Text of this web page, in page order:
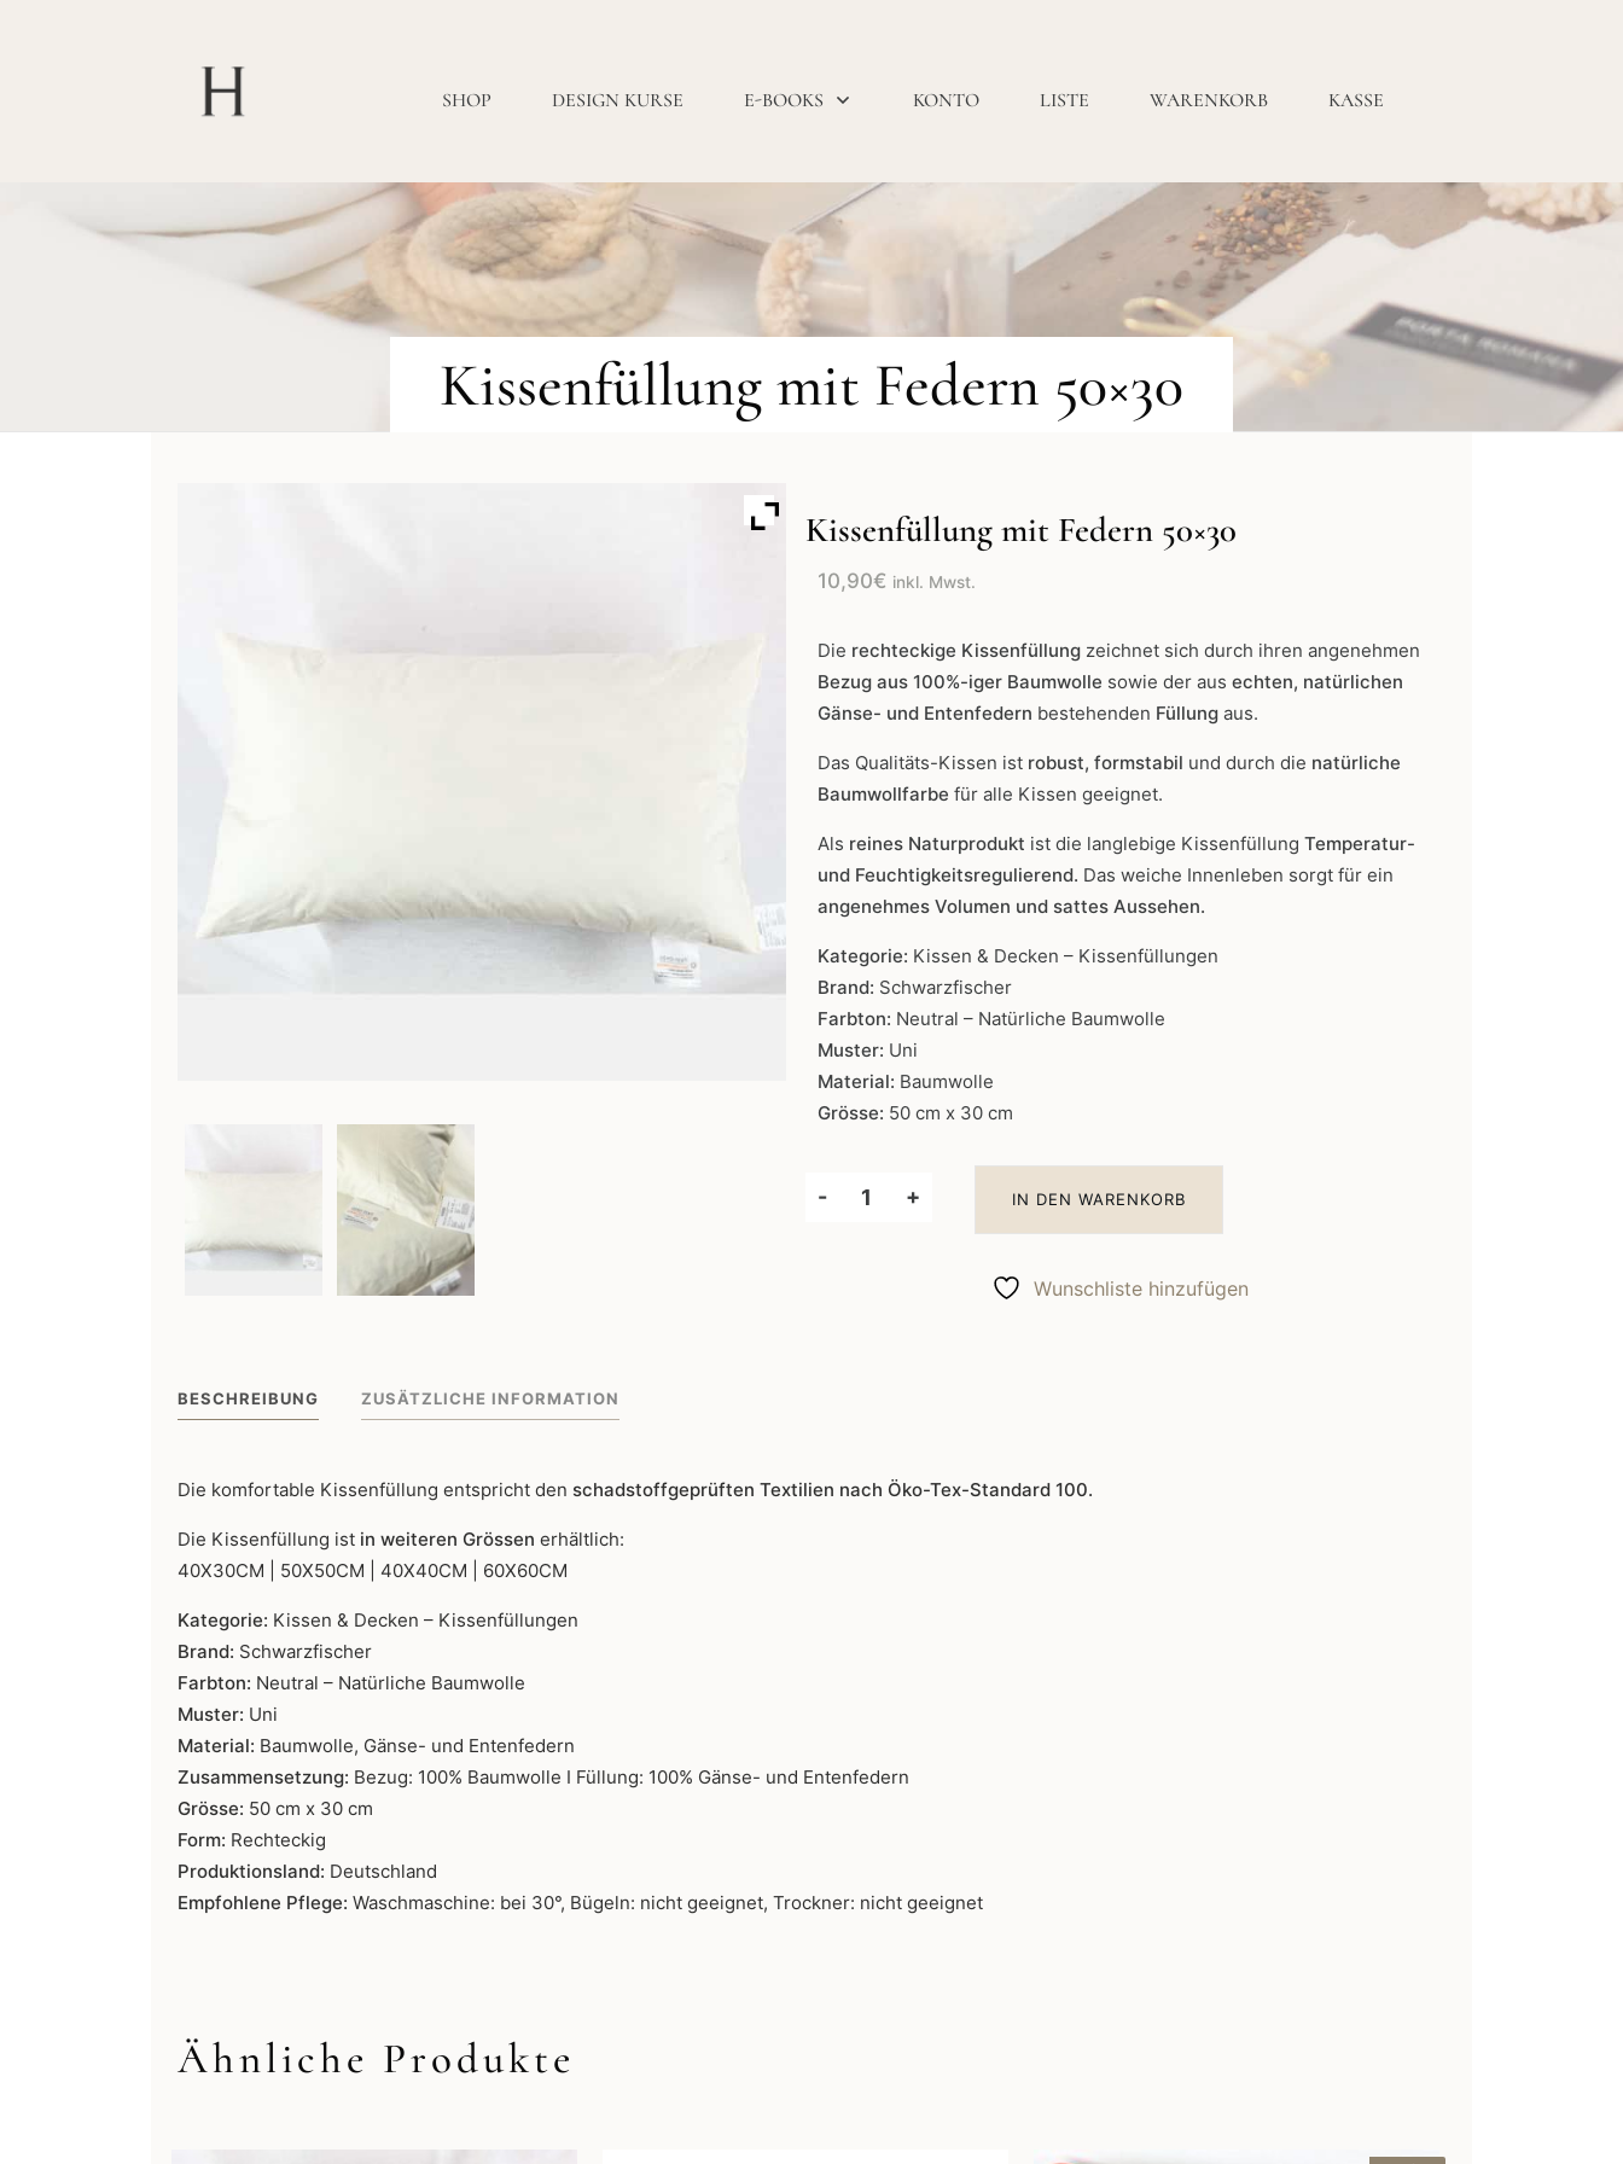
SHOP DESIGN KURSE E-BOOKS KONTO LISTE WARENKORB KASSE
Kissenfüllung mit Federn 50×30
Kissenfüllung mit Federn 50×30
10,90€ inkl. Mwst.
Die rechteckige Kissenfüllung zeichnet sich durch ihren angenehmen
Bezug aus 100%-iger Baumwolle sowie der aus echten, natürlichen
Gänse- und Entenfedern bestehenden Füllung aus.
Das Qualitäts-Kissen ist robust, formstabil und durch die natürliche
Baumwollfarbe für alle Kissen geeignet.
Als reines Naturprodukt ist die langlebige Kissenfüllung Temperatur-
und Feuchtigkeitsregulierend. Das weiche Innenleben sorgt für ein
angenehmes Volumen und sattes Aussehen.
Kategorie: Kissen & Decken – Kissenfüllungen
Brand: Schwarzfischer
Farbton: Neutral – Natürliche Baumwolle
Muster: Uni
Material: Baumwolle
Grösse: 50 cm x 30 cm
-
Kissenfüllung
+ IN DEN WARENKORB
Wunschliste hinzufügen
BESCHREIBUNG ZUSÄTZLICHE INFORMATION
Die komfortable Kissenfüllung entspricht den schadstoffgeprüften Textilien nach Öko-Tex-Standard 100.
Die Kissenfüllung ist in weiteren Grössen erhältlich:
40X30CM | 50X50CM | 40X40CM | 60X60CM
Kategorie: Kissen & Decken – Kissenfüllungen
Brand: Schwarzfischer
Farbton: Neutral – Natürliche Baumwolle
Muster: Uni
Material: Baumwolle, Gänse- und Entenfedern
Zusammensetzung: Bezug: 100% Baumwolle I Füllung: 100% Gänse- und Entenfedern
Grösse: 50 cm x 30 cm
Form: Rechteckig
Produktionsland: Deutschland
Empfohlene Pflege: Waschmaschine: bei 30°, Bügeln: nicht geeignet, Trockner: nicht geeignet
Ähnliche Produkte